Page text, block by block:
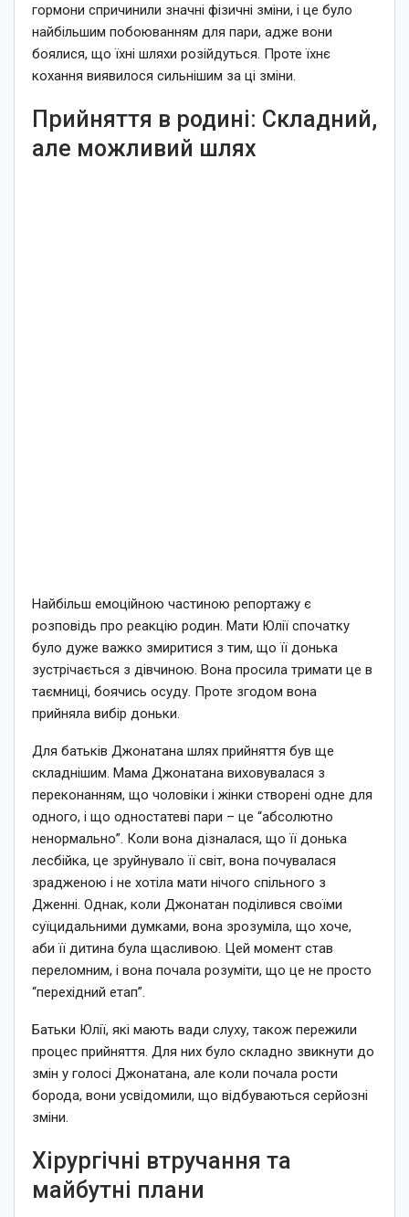
гормони спричинили значні фізичні зміни, і це було
найбільшим побоюванням для пари, адже вони
боялися, що їхні шляхи розійдуться. Проте їхнє
кохання виявилося сильнішим за ці зміни.
Прийняття в родині: Складний,
але можливий шлях
Найбільш емоційною частиною репортажу є
розповідь про реакцію родин. Мати Юлії спочатку
було дуже важко змиритися з тим, що її донька
зустрічається з дівчиною. Вона просила тримати це в
таємниці, боячись осуду. Проте згодом вона
прийняла вибір доньки.
Для батьків Джонатана шлях прийняття був ще
складнішим. Мама Джонатана виховувалася з
переконанням, що чоловіки і жінки створені одне для
одного, і що одностатеві пари – це “абсолютно
ненормально”. Коли вона дізналася, що її донька
лесбійка, це зруйнувало її світ, вона почувалася
зрадженою і не хотіла мати нічого спільного з
Дженні. Однак, коли Джонатан поділився своїми
суїцидальними думками, вона зрозуміла, що хоче,
аби її дитина була щасливою. Цей момент став
переломним, і вона почала розуміти, що це не просто
“перехідний етап”.
Батьки Юлії, які мають вади слуху, також пережили
процес прийняття. Для них було складно звикнути до
змін у голосі Джонатана, але коли почала рости
борода, вони усвідомили, що відбуваються серйозні
зміни.
Хірургічні втручання та
майбутні плани